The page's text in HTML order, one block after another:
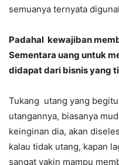
semuanya ternyata
Padahal kewajiban
Sementara uang untuk
didapat dari bisnis yang
Tukang utang yang
utangannya, biasanya
keinginan dia, akan
kalau tidak utang, kapan
sangat yakin mampu